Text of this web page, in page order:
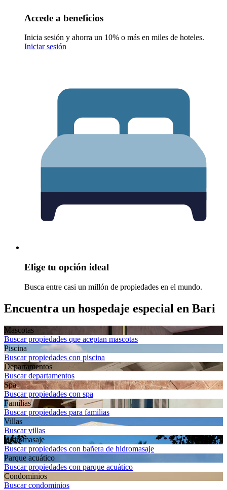
Accede a beneficios
Inicia sesión y ahorra un 10% o más en miles de hoteles.
Iniciar sesión
Elige tu opción ideal
Busca entre casi un millón de propiedades en el mundo.
Encuentra un hospedaje especial en Bari
Mascotas
Buscar propiedades que aceptan mascotas
Piscina
Buscar propiedades con piscina
Departamentos
Buscar departamentos
Spa
Buscar propiedades con spa
Familias
Buscar propiedades para familias
Villas
Buscar villas
Hidromasaje
Buscar propiedades con bañera de hidromasaje
Parque acuático
Buscar propiedades con parque acuático
Condominios
Buscar condominios